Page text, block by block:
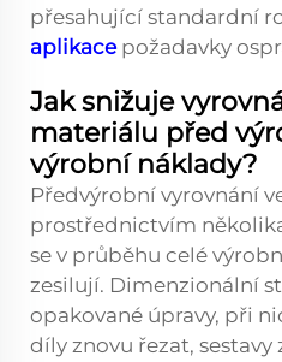
přesahující standardní
aplikace požadavky
Jak snižuje
materiálu před
výrobní náklady?
Předvýrobní vyrovnání
prostřednictvím
se v průběhu celé
zesilují. Dimenzionální
opakované úpravy, při
díly znovu řezat, sestavy